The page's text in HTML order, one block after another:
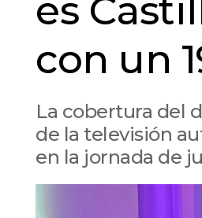
es
con un
La cobertura del
de la televisión
en la jornada de